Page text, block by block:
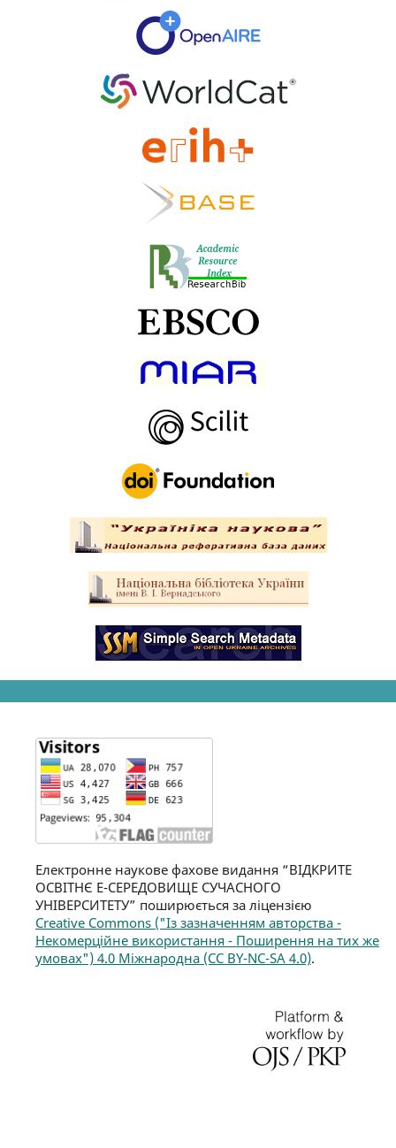
Електронне наукове фахове видання “ВІДКРИТЕ
ОСВІТНЄ Е-СЕРЕДОВИЩЕ СУЧАСНОГО
УНІВЕРСИТЕТУ” поширюється за ліцензією
Creative Commons ("Із зазначенням авторства -
Некомерційне використання - Поширення на тих же
умовах") 4.0 Міжнародна (CC BY-NC-SA 4.0).